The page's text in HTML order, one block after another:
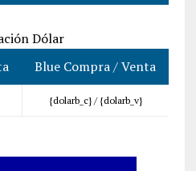
Dólar
Blue Compra / Venta
{dolarb_c} / {dolarb_v}